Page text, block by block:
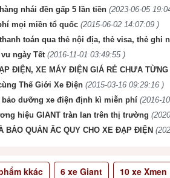
nhái đền gấp 5 lần tiền (2023-06-05
mọi miền tổ quốc (2015-06-02 14:07:09 )
toán qua thẻ nội địa, thẻ visa, thẻ ghi
ngày Tết (2016-11-01 03:49:55 )
ĐIỆN, XE MÁY ĐIỆN GIÁ RẺ CHƯA TỪNG
Thế Giới Xe Điện (2015-03-16 09:29:16 )
bảo dưỡng xe điện định kì miễn phí (2016-
hiệu GIANT tràn lan trên thị trường
BẢO QUẢN ĂC QUY CHO XE ĐẠP ĐIỆN
kkác 6xe Giant 10xe Xmen